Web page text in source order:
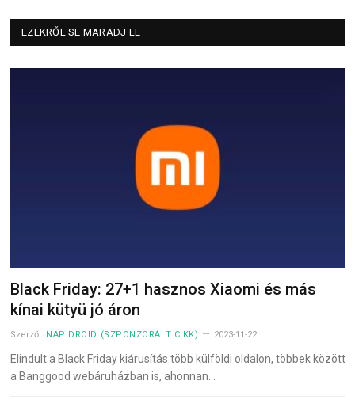
EZEKRŐL SE MARADJ LE
Black Friday: 27+1 hasznos Xiaomi és más
kínai kütyü jó áron
Szerző: NAPIDROID (SZPONZORÁLT CIKK) 2023-11-22
Elindult a Black Friday kiárusítás több külföldi oldalon, többek között
a Banggood webáruházban is, ahonnan…